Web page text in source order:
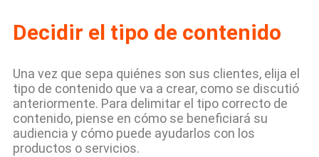
Decidir el tipo de contenido
Una vez que sepa quiénes son sus clientes, elija el
tipo de contenido que va a crear, como se discutió
anteriormente. Para delimitar el tipo correcto de
contenido, piense en cómo se beneficiará su
audiencia y cómo puede ayudarlos con los
productos o servicios.